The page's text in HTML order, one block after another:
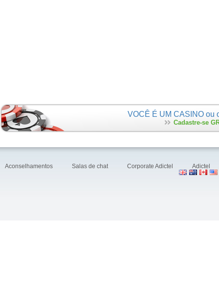
VOCÊ É UM CASINO ou
Cadastre-se
Aconselhamentos Salas de chat Corporate Adictel Adictel